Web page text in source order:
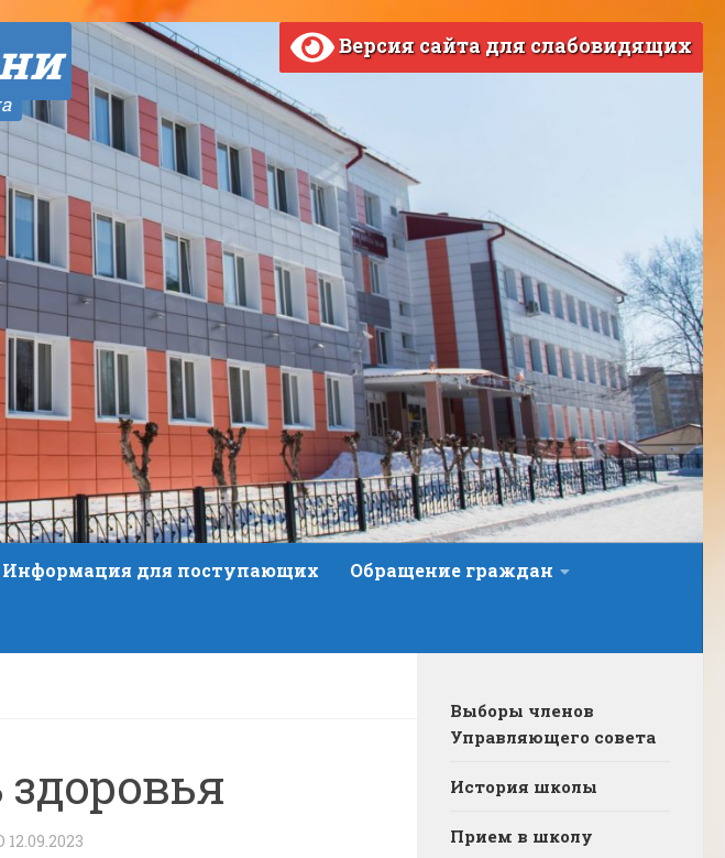
Версия сайта для слабовидящих
Информация для поступающих Обращение граждан
12.09.2023
Выборы членов
Управляющего совета
История школы
Прием в школу